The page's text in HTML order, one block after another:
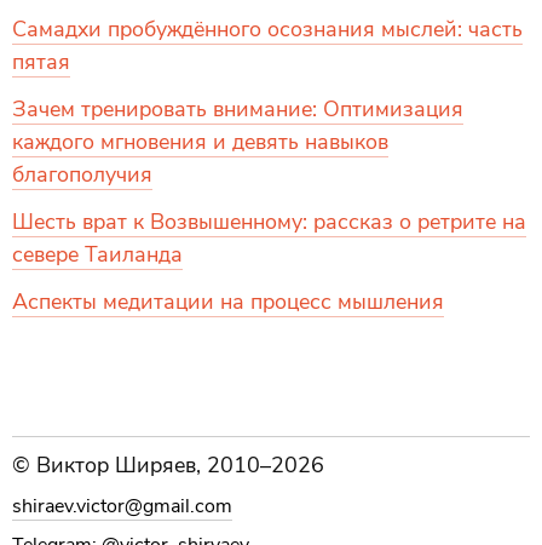
Самадхи пробуждённого осознания мыслей: часть
пятая
Зачем тренировать внимание: Оптимизация
каждого мгновения и девять навыков
благополучия
Шесть врат к Возвышенному: рассказ о ретрите на
севере Таиланда
Аспекты медитации на процесс мышления
© Виктор Ширяев, 2010–2026
shiraev.victor@gmail.com